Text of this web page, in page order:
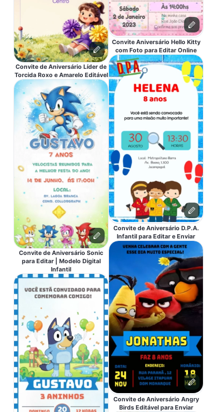
Convite de Aniversário Líder de
Torcida Roxo e Amarelo Editável
Convite de Aniversário Sonic
para Editar | Modelo Digital
Infantil
Convite Aniversário Hello Kitty
com Foto para Editar Online
Convite de Aniversário D.P.A.
Infantil para Editar e Enviar
Convite de Aniversário Angry
Birds Editável para Enviar